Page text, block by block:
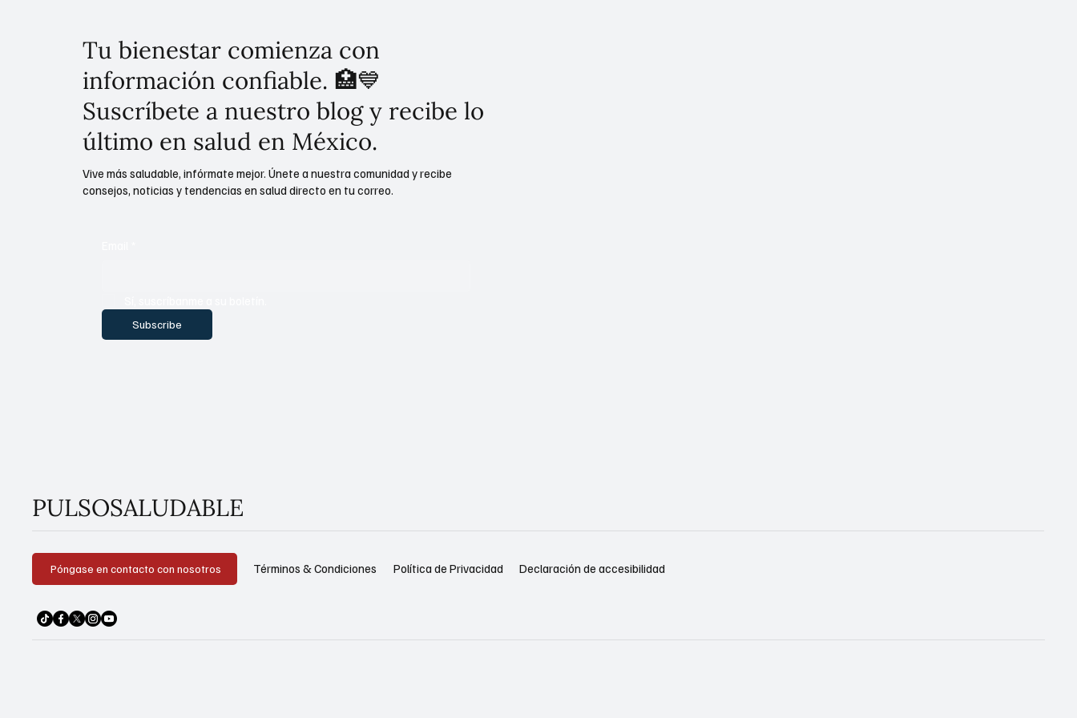
Tu bienestar comienza con
información confiable. 🏥💙
Suscríbete a nuestro blog y recibe lo
último en salud en México.
Subscribe
Vive más saludable, infórmate mejor. Únete a nuestra comunidad y recibe
consejos, noticias y tendencias en salud directo en tu correo.
PULSOSALUDABLE
Póngase en contacto con nosotros Política de Privacidad
Términos & Condiciones Declaración de accesibilidad